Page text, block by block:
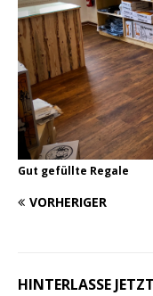
Gut gefüllte Regale
VORHERIGER
HINTERLASSE